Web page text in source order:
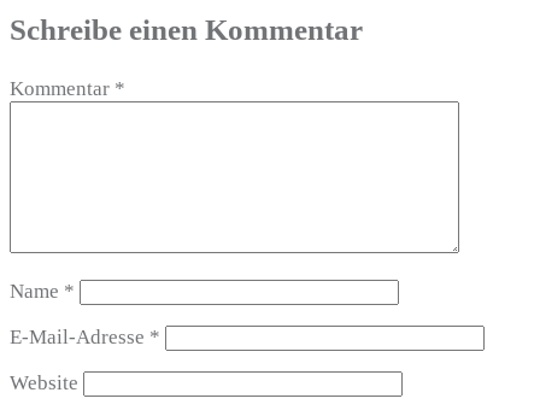
Schreibe einen Kommentar
Kommentar *
Name *
E-Mail-Adresse *
Website